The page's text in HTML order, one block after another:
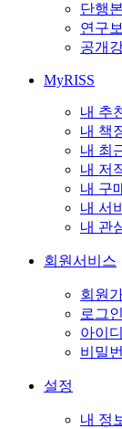
단행본
연구
공개
MyRISS
내 추
내 책
내 최
내 저
내 구
내 서
내 관
회원서비스
회원
로그인
아이
비밀
설정
내 정